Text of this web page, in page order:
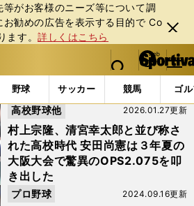
がお客様のニーズ等について調
勧めの広告を表⽰する⽬的で Co
ます。詳しくはこちら
閉じ
る
web Sportiva (webスポルティーバ)
検索
マイペ
ー
ジ
メニュ
野球 サッカー 競馬 ゴ
新ニュース・ 情報
村上宗隆、清宮幸太郎と並び称さ
れた高校時代 安田尚憲は３年夏の
大阪大会で驚異のOPS2.075を叩
き出した
2026.01.27更新
高校野球他
2024.09.16更新
プロ野球